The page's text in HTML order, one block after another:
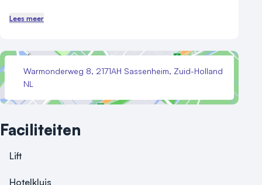
Tijdens de breaks kunt u genieten van gezonde
congres of evenement? Wij bieden ruime
overnachtingsmogelijkheden van Comfort en Deluxe
kamers tot luxe Suites.
- Moderne, sfeervolle zalen
- Maximale capaciteit 650 personen
- Moderne audiovisuele apparatuur
Lees meer
Warmonderweg 8, 2171AH Sassenheim, Zuid-Holland
NL
Faciliteiten
Lift
Hotelkluis